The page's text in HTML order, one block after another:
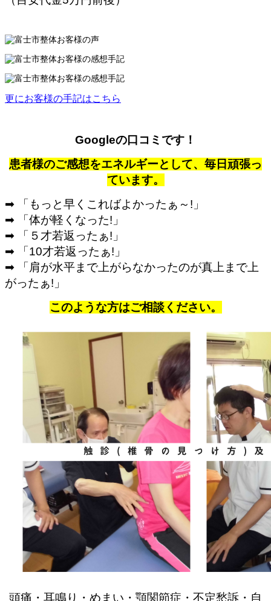
更にお客様の手記はこちら
Googleの口コミです！
患者様のご感想をエネルギーとして、毎日頑張っ
ています。
➡ 「もっと早くこればよかったぁ～!」
➡ 「体が軽くなった!」
➡ 「５才若返ったぁ!」
➡ 「10才若返ったぁ!」
➡ 「肩が水平まで上がらなかったのが真上まで上
がったぁ!」
このような方はご相談ください。
頭痛・耳鳴り・めまい・顎関節症・不定愁訴・自